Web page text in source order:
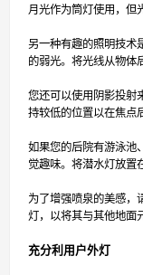
月光作为筒灯使用，但
另一种有趣的照明技术
的弱光。将光线从物体
您还可以使用阴影投射
持较低的位置以在焦点
如果您的后院有游泳池
觉趣味。将潜水灯放置
为了增强喷泉的美感，
灯，以将其与其他地面
充分利用户外灯